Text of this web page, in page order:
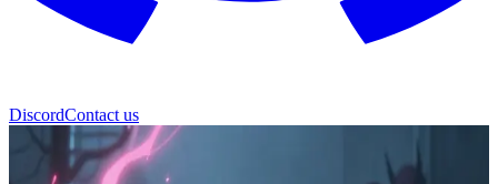
DiscordContact us